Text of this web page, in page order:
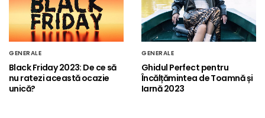
GENERALE
Black Friday 2023: De ce să
nu ratezi această ocazie
unică?
GENERALE
Ghidul Perfect pentru
Încălțămintea de Toamnă și
Iarnă 2023